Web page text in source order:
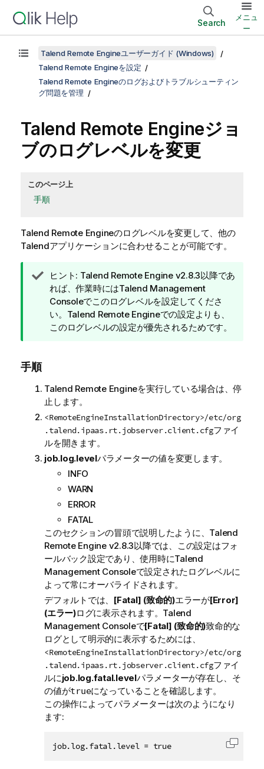
Search
メニュ
ー
Talend Remote Engineユーザーガイド (Windows)
Talend Remote Engineを設定
Talend Remote Engineのログおよびトラブルシューティン
グ問題を管理
Talend Remote Engineジョ
ブのログレベルを変更
このページ上
手順
Talend Remote Engineのログレベルを変更して、他の
Talendアプリケーションに合わせることが可能です。
情
報
メ
モ
ヒント: Talend Remote Enginev2.8.3以降であ
れば、作業時にはTalend Management
Consoleでこのログレベルを設定してくださ
い。 Talend Remote Engineでの設定よりも、
このログレベルの設定が優先されるためです。
手順
Talend Remote Engineを実行している場合は、停
止します。
<RemoteEngineInstallationDirectory>/etc/org
.talend.ipaas.rt.jobserver.client.cfgファイ
ルを開きます。
job.log.levelパラメーターの値を変更します。
INFO
WARN
ERROR
FATAL
このセクションの冒頭で説明したように、 Talend
Remote Enginev2.8.3以降では、この設定はフォ
ールバック設定であり、使用時にTalend
Management Consoleで設定されたログレベルに
よって常にオーバライドされます。
デフォルトでは、 [Fatal] (致命的)エラーが[Error]
(エラー)ログに表示されます。 Talend
Management Consoleで[Fatal] (致命的)致命的な
ログとして明示的に表示するためには、
<RemoteEngineInstallationDirectory>/etc/org
.talend.ipaas.rt.jobserver.client.cfgファイ
ルにjob.log.fatal.levelパラメーターが存在し、そ
の値がtrueになっていることを確認します。
この操作によってパラメーターは次のようになり
ます:
job.log.fatal.level = true コード